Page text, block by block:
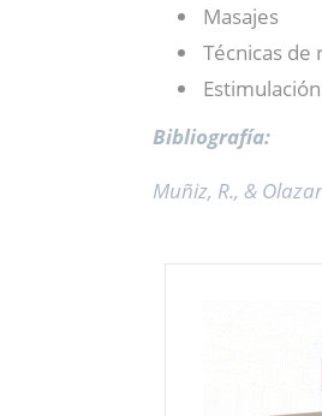
Masajes
Técnicas de
Bibliografía:
Muñiz, R., &